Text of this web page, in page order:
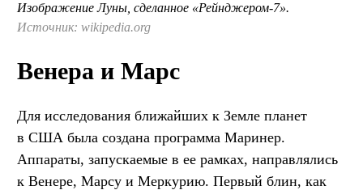
Изображение Луны, сделанное «Рейнджером-7».
Источник: wikipedia.org
Венера и Марс
Для исследования ближайших к Земле планет
в США была создана программа Маринер.
Аппараты, запускаемые в ее рамках, направлялись
к Венере, Марсу и Меркурию. Первый блин, как